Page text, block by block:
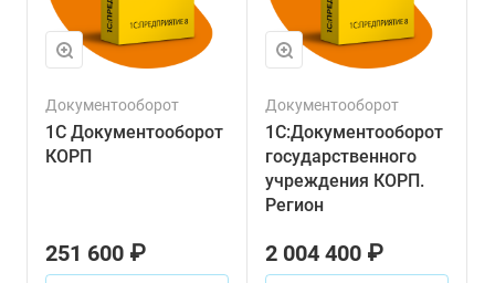
Документооборот
1С Документооборот
КОРП
251 600 ₽
Документооборот
1С:Документооборот
государственного
учреждения КОРП.
Регион
2 004 400 ₽